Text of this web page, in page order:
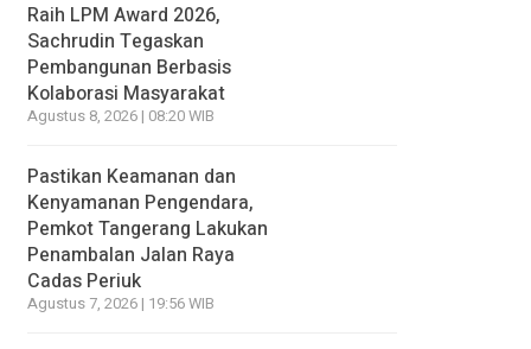
Raih LPM Award 2026,
Sachrudin Tegaskan
Pembangunan Berbasis
Kolaborasi Masyarakat
Agustus 8, 2026 | 08:20 WIB
Pastikan Keamanan dan
Kenyamanan Pengendara,
Pemkot Tangerang Lakukan
Penambalan Jalan Raya
Cadas Periuk
Agustus 7, 2026 | 19:56 WIB